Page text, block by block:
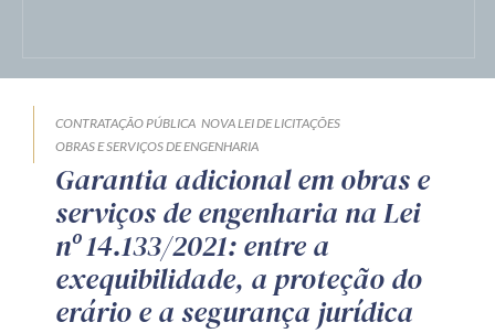
CONTRATAÇÃO PÚBLICA NOVA LEI DE LICITAÇÕES
OBRAS E SERVIÇOS DE ENGENHARIA
Garantia adicional em obras e
serviços de engenharia na Lei
nº 14.133/2021: entre a
exequibilidade, a proteção do
erário e a segurança jurídica